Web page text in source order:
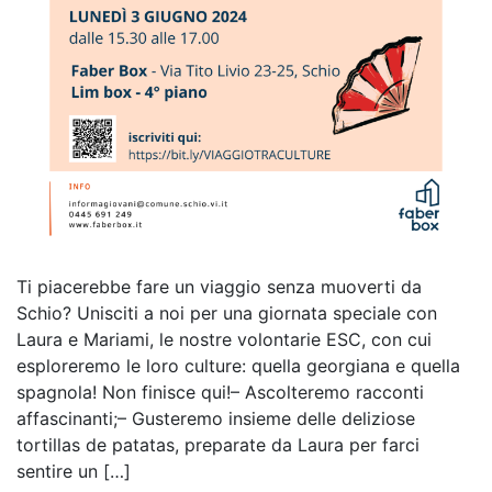
Ti piacerebbe fare un viaggio senza muoverti da
Schio? Unisciti a noi per una giornata speciale con
Laura e Mariami, le nostre volontarie ESC, con cui
esploreremo le loro culture: quella georgiana e quella
spagnola! Non finisce qui!– Ascolteremo racconti
affascinanti;– Gusteremo insieme delle deliziose
tortillas de patatas, preparate da Laura per farci
sentire un […]